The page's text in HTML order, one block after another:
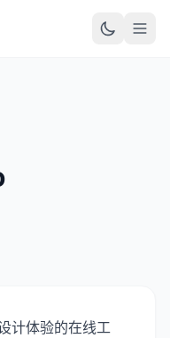
计体验的在线工